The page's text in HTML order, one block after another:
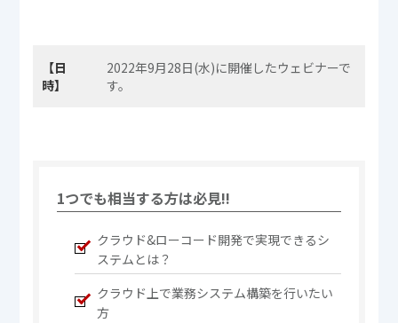
【日
時】
2022年9月28日(水)に開催したウェビナーで
す。
1つでも相当する方は必見!!
クラウド&ローコード開発で実現できるシ
ステムとは？
クラウド上で業務システム構築を行いたい
方